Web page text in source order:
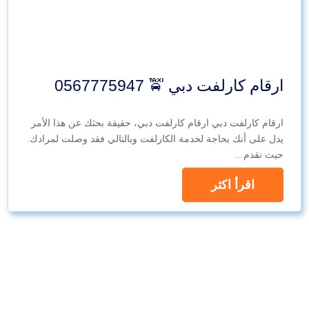
ارقام كارلفت دبي 🚖 0567775947
ارقام كارلفت دبي ارقام كارلفت دبي، حقيقة بحثك عن هذا الأمر
يدل على أنك بحاجة لخدمة الكارلفت وبالتالي فقد وصلت لمرادك.
حيث نقدم…
اقرأ اكثر